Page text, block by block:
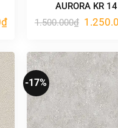
₫Giá
hiện
1.250.000₫.
AURORA KR 14
1.500.000₫ Giá
-17%